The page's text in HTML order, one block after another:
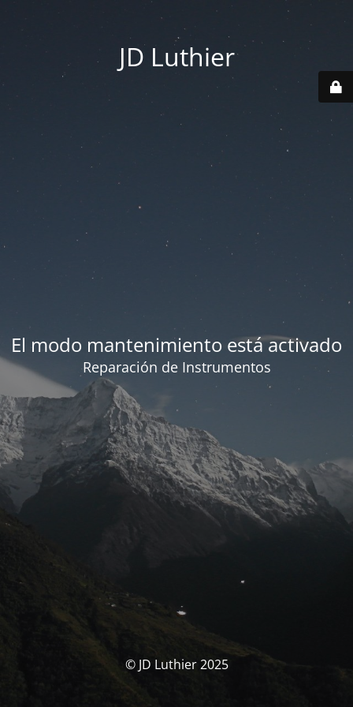
JD Luthier
El modo mantenimiento está activado
Reparación de Instrumentos
© JD Luthier 2025